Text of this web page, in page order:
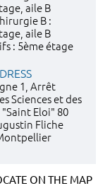
aile B
B :
aile B
: 5ème étage
1, Arrêt
Sciences et des
Eloi" 80
Fliche
ON THE MAP